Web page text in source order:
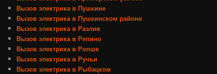
Вызов электрика в Пушкине
Вызов электрика в Пушкинском районе
Вызов электрика в Разлив
Вызов электрика в Репино
Вызов электрика в Ропше
Вызов электрика в Ручьи
Вызов электрика в Рыбацком